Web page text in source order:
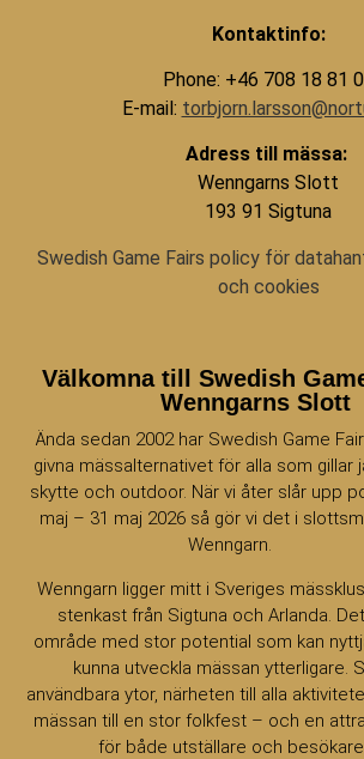
Kontaktinfo:
Phone: +46 708 18 81
E-mail:
Adress till mässa:
Wenngarns Slott
193 91 Sigtuna
Swedish Game Fairs policy för
och cookies
Välkomna till Swedish
Wenngarns Slott
Ända sedan 2002 har Swedish Game
givna mässalternativet för alla som gillar
skytte och outdoor. När vi åter slår upp
maj – 31 maj 2026 så gör vi det i
Wenngarn.
Wenngarn ligger mitt i Sveriges
stenkast från Sigtuna och Arlanda.
område med stor potential som kan
kunna utveckla mässan ytterligare.
användbara ytor, närheten till alla
mässan till en stor folkfest – och en
för både utställare och